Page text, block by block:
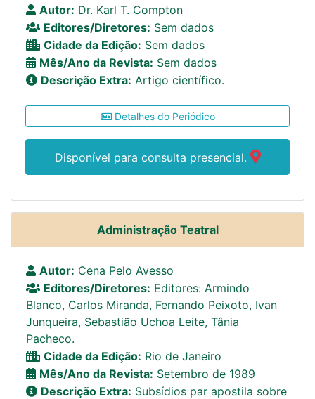
Autor: Dr. Karl T. Compton
Editores/Diretores: Sem dados
Cidade da Edição: Sem dados
Mês/Ano da Revista: Sem dados
Descrição Extra: Artigo científico.
Detalhes do Periódico
Disponível para consulta presencial.
Administração Teatral
Autor: Cena Pelo Avesso
Editores/Diretores: Editores: Armindo
Blanco, Carlos Miranda, Fernando Peixoto, Ivan
Junqueira, Sebastião Uchoa Leite, Tânia
Pacheco.
Cidade da Edição: Rio de Janeiro
Mês/Ano da Revista: Setembro de 1989
Descrição Extra: Subsídios par apostila sobre